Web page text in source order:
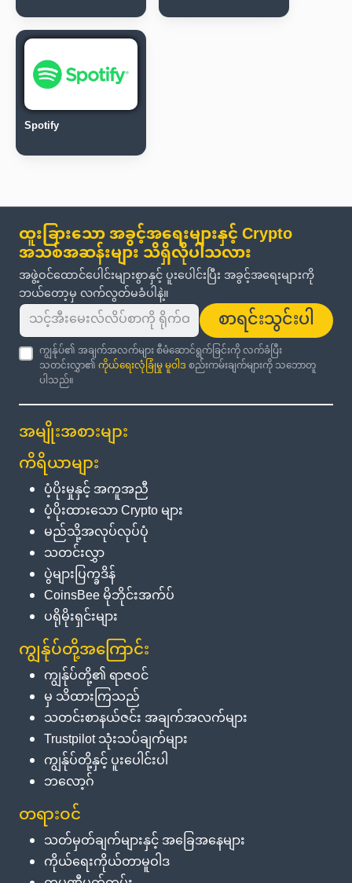
Spotify
ထူးခြားသော အခွင့်အရေးများနှင့် Crypto
အသစ်အဆန်းများ သိရှိလိုပါသလား
အဖွဲ့ဝင်ထောင်ပေါင်းများစွာနှင့် ပူးပေါင်းပြီး အခွင့်အရေးများကို
ဘယ်တော့မှ လက်လွတ်မခံပါနဲ့။
စာရင်းသွင်းပါ
ကျွန်ုပ်၏ အချက်အလက်များ စီမံဆောင်ရွက်ခြင်းကို လက်ခံပြီး
သတင်းလွှာ၏ကိုယ်ရေးလုံခြုံမှု မူဝါဒစည်းကမ်းချက်များကို သဘောတူ
ပါသည်။
အမျိုးအစားများ
ကိရိယာများ
ပံ့ပိုးမှုနှင့် အကူအညီ
ပံ့ပိုးထားသော Crypto များ
မည်သို့အလုပ်လုပ်ပုံ
သတင်းလွှာ
ပွဲများပြက္ခဒိန်
CoinsBee မိုဘိုင်းအက်ပ်
ပရိုမိုးရှင်းများ
ကျွန်ုပ်တို့အကြောင်း
ကျွန်ုပ်တို့၏ ရာဇဝင်
မှ သိထားကြသည်
သတင်းစာနယ်ဇင်း အချက်အလက်များ
Trustpilot သုံးသပ်ချက်များ
ကျွန်ုပ်တို့နှင့် ပူးပေါင်းပါ
ဘလော့ဂ်
တရားဝင်
သတ်မှတ်ချက်များနှင့် အခြေအနေများ
ကိုယ်ရေးကိုယ်တာမူဝါဒ